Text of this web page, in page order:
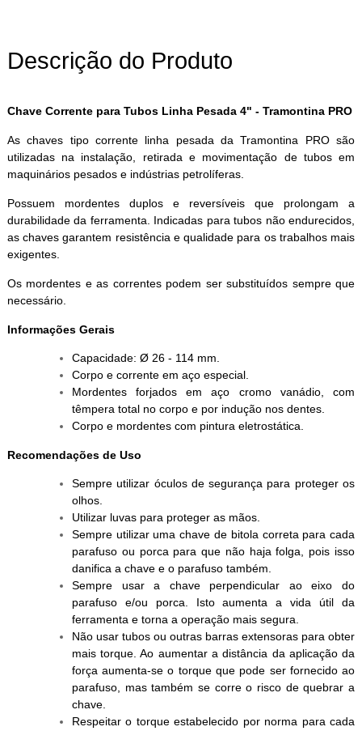
Descrição do Produto
Chave Corrente para Tubos Linha Pesada 4" - Tramontina PRO
As chaves tipo corrente linha pesada da Tramontina PRO são
utilizadas na instalação, retirada e movimentação de tubos em
maquinários pesados e indústrias petrolíferas.
Possuem mordentes duplos e reversíveis que prolongam a
durabilidade da ferramenta. Indicadas para tubos não endurecidos,
as chaves garantem resistência e qualidade para os trabalhos mais
exigentes.
Os mordentes e as correntes podem ser substituídos sempre que
necessário.
Informações Gerais
Capacidade: Ø 26 - 114 mm.
Corpo e corrente em aço especial.
Mordentes forjados em aço cromo vanádio, com
têmpera total no corpo e por indução nos dentes.
Corpo e mordentes com pintura eletrostática.
Recomendações de Uso
Sempre utilizar óculos de segurança para proteger os
olhos.
Utilizar luvas para proteger as mãos.
Sempre utilizar uma chave de bitola correta para cada
parafuso ou porca para que não haja folga, pois isso
danifica a chave e o parafuso também.
Sempre usar a chave perpendicular ao eixo do
parafuso e/ou porca. Isto aumenta a vida útil da
ferramenta e torna a operação mais segura.
Não usar tubos ou outras barras extensoras para obter
mais torque. Ao aumentar a distância da aplicação da
força aumenta-se o torque que pode ser fornecido ao
parafuso, mas também se corre o risco de quebrar a
chave.
Respeitar o torque estabelecido por norma para cada